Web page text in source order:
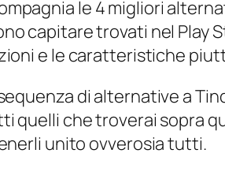
le 4 migliori
capitare trovati nel Play
e le caratteristiche
di alternative a
quelli che troverai sopra
unito ovverosia tutti.